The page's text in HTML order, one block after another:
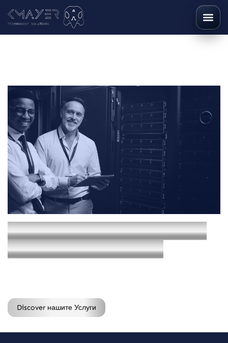
РазвитиеВашиятбизнесс
МодерниITрешения
Discover нашите Услуги